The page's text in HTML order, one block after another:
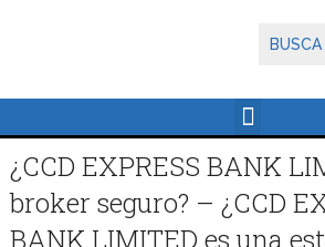
¿CCD EXPRESS BANK
broker seguro? – ¿CCD
BANK LIMITED es una